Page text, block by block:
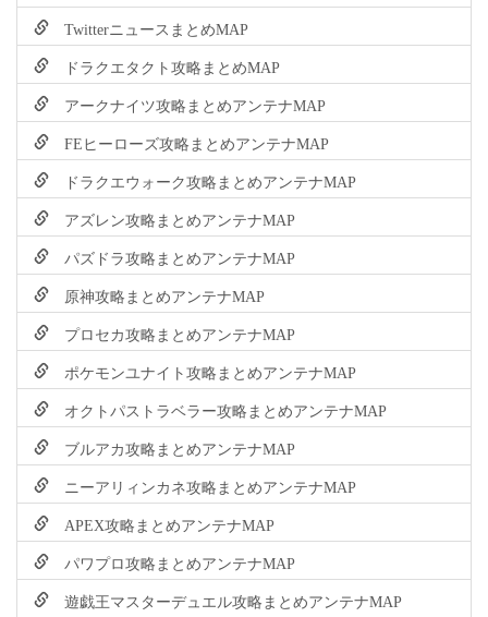
TwitterニュースまとめMAP
ドラクエタクト攻略まとめMAP
アークナイツ攻略まとめアンテナMAP
FEヒーローズ攻略まとめアンテナMAP
ドラクエウォーク攻略まとめアンテナMAP
アズレン攻略まとめアンテナMAP
パズドラ攻略まとめアンテナMAP
原神攻略まとめアンテナMAP
プロセカ攻略まとめアンテナMAP
ポケモンユナイト攻略まとめアンテナMAP
オクトパストラベラー攻略まとめアンテナMAP
ブルアカ攻略まとめアンテナMAP
ニーアリィンカネ攻略まとめアンテナMAP
APEX攻略まとめアンテナMAP
パワプロ攻略まとめアンテナMAP
遊戯王マスターデュエル攻略まとめアンテナMAP